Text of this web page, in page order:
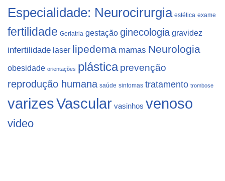
Especialidade: Neurocirurgia estética exame
fertilidade Geriatria gestação ginecologia gravidez
infertilidade laser lipedema mamas Neurologia
obesidade orientações plástica prevenção
reprodução humana saúde sintomas tratamento trombose
varizesVascular vasinhos venoso
video